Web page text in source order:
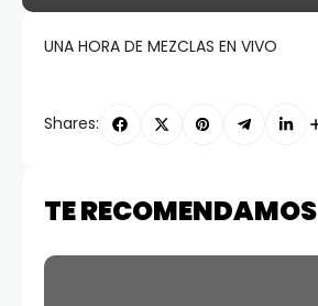
UNA HORA DE MEZCLAS EN VIVO
Shares:
TE RECOMENDAMOS